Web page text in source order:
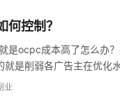
控制？
ocpc成本高了怎么办
生的目的就是削弱各广告主
业